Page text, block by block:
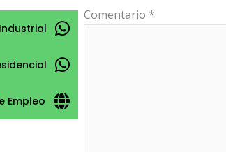
Comentario *
Empleo